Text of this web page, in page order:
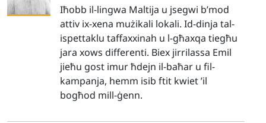
Iħobb il-lingwa Maltija u jsegwi b’mod
attiv ix-xena mużikali lokali. Id-dinja tal-
ispettaklu taffaxxinah u l-għaxqa tiegħu
jara xows differenti. Biex jirrilassa Emil
jieħu gost imur ħdejn il-baħar u fil-
kampanja, hemm isib ftit kwiet ’il
bogħod mill-ġenn.